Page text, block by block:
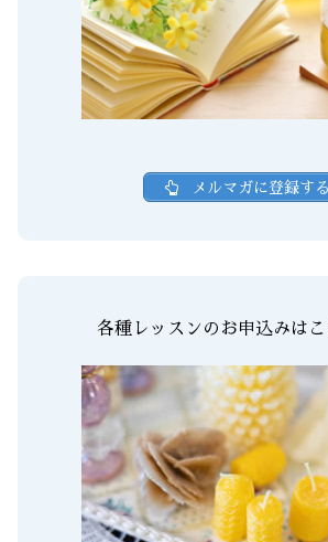
メルマガに登録する
各種レッスンのお申込みはこ